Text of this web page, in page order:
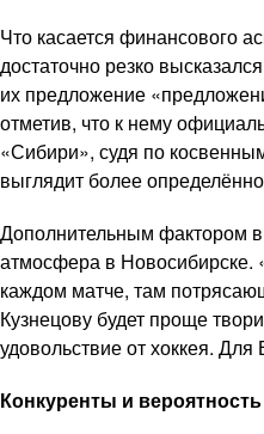
Что касается финансового
достаточно резко
их предложение
отметив, что к нему
«Сибири», судя по
выглядит более
Дополнительным фактором
атмосфера в Новосибирске.
каждом матче, там
Кузнецову будет проще
удовольствие от хоккея.
Конкуренты и вероятность